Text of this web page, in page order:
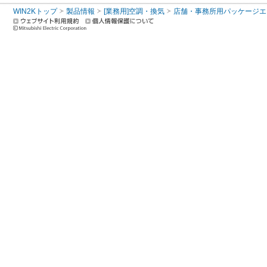
WIN2Kトップ 製品情報 [業務用]空調・換気 店舗・事務所用パッケージ